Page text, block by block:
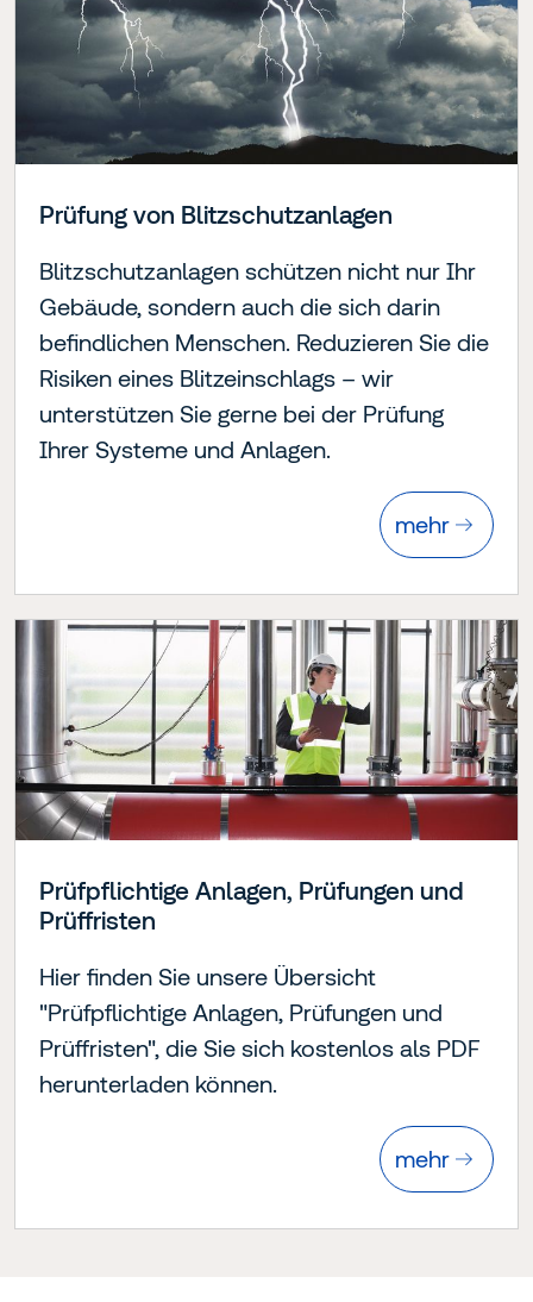
Prüfung von Blitzschutzanlagen
Blitzschutzanlagen schützen nicht nur Ihr
Gebäude, sondern auch die sich darin
befindlichen Menschen. Reduzieren Sie die
Risiken eines Blitzeinschlags – wir
unterstützen Sie gerne bei der Prüfung
Ihrer Systeme und Anlagen.
mehr
Prüfpflichtige Anlagen, Prüfungen und
Prüffristen
Hier finden Sie unsere Übersicht
"Prüfpflichtige Anlagen, Prüfungen und
Prüffristen", die Sie sich kostenlos als PDF
herunterladen können.
mehr